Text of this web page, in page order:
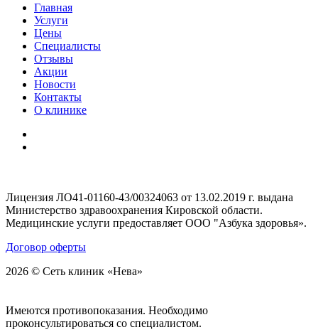
Главная
Услуги
Цены
Специалисты
Отзывы
Акции
Новости
Контакты
О клинике
Лицензия ЛО41-01160-43/00324063 от 13.02.2019 г. выдана
Министерство здравоохранения Кировской области.
Медицинские услуги предоставляет ООО "Азбука здоровья».
Договор оферты
2026 © Сеть клиник «Нева»
Имеются противопоказания. Необходимо
проконсультироваться со специалистом.